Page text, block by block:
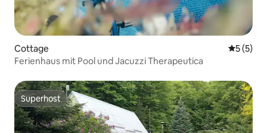
Cottage
5 (5)
Ferienhaus mit Pool und Jacuzzi Therapeutica
Superhost
Superhost